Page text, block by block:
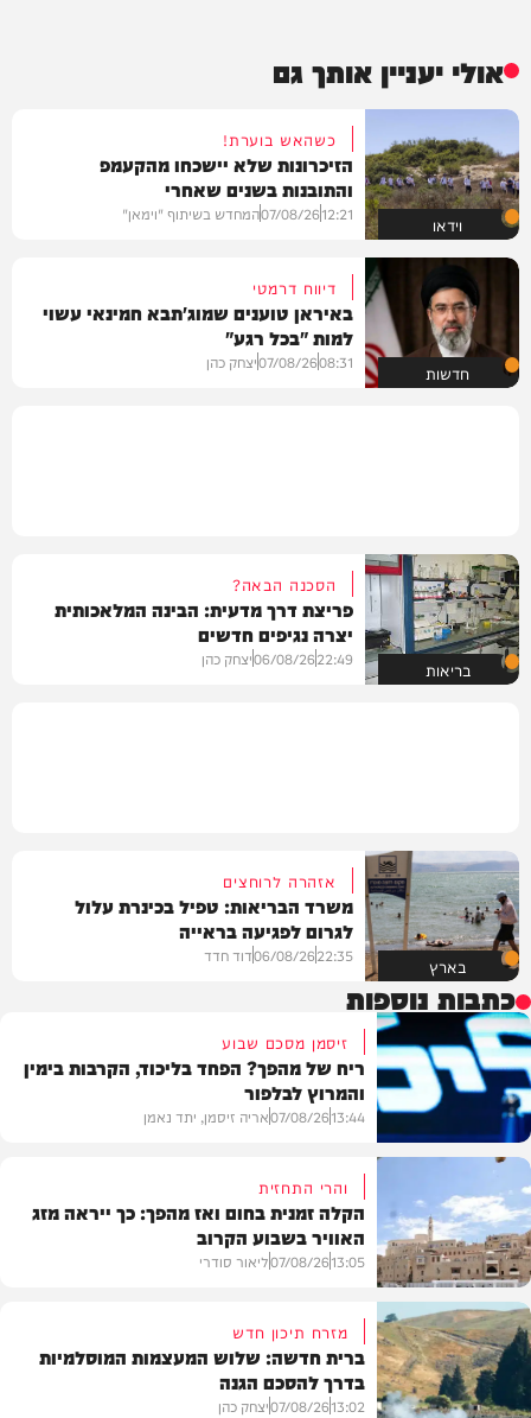
אולי יעניין אותך גם
וידאו
כשהאש בוערת!
הזיכרונות שלא יישכחו מהקעמפ
והתובנות בשנים שאחרי
12:21
07/08/26המחדש בשיתוף "וימאן"
חדשות
דיווח דרמטי
באיראן טוענים שמוג'תבא חמינאי עשוי
למות "בכל רגע"
08:31
07/08/26יצחק כהן
בריאות
הסכנה הבאה?
פריצת דרך מדעית: הבינה המלאכותית
יצרה נגיפים חדשים
22:49
06/08/26יצחק כהן
בארץ
אזהרה לרוחצים
משרד הבריאות: טפיל בכינרת עלול
לגרום לפגיעה בראייה
22:35
06/08/26דוד חדד
כתבות נוספות
פוליטי
זיסמן מסכם שבוע
ריח של מהפך? הפחד בליכוד, הקרבות בימין
והמרוץ לבלפור
13:44
07/08/26אריה זיסמן, יתד נאמן
מזג האוויר
והרי התחזית
הקלה זמנית בחום ואז מהפך: כך ייראה מזג
האוויר בשבוע הקרוב
13:05
07/08/26ליאור סודרי
מזרח תיכון חדש
ברית חדשה: שלוש המעצמות המוסלמיות
בדרך להסכם הגנה
13:02
07/08/26יצחק כהן